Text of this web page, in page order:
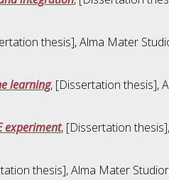
thesis], Alma Mater
learning, [Dissertation thesis],
experiment, [Dissertation
thesis], Alma Mater